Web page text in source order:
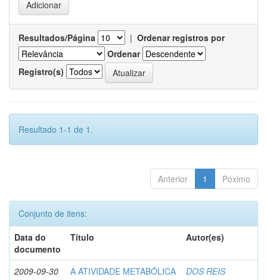
Resultados/Página | Ordenar registros por
Ordenar
Registro(s)
Resultado 1-1 de 1.
Anterior 1 Póximo
Conjunto de itens:
Data do
documento
Título Autor(es)
2009-09-30
A ATIVIDADE METABÓLICA
DOS REIS